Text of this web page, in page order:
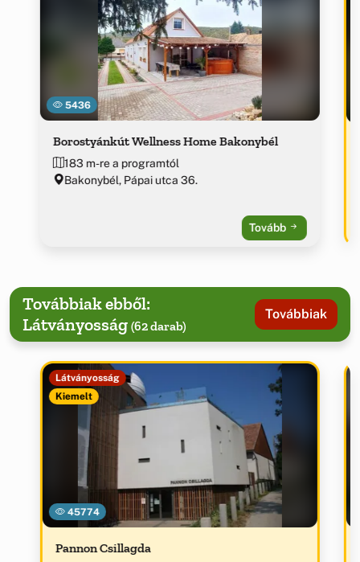
5436
Borostyánkút Wellness Home Bakonybél
183 m-re a programtól
Bakonybél, Pápai utca 36.
Tovább
Továbbiak ebből:
Látványosság (62 darab)
Továbbiak
45774
Látványosság
Kiemelt
Pannon Csillagda